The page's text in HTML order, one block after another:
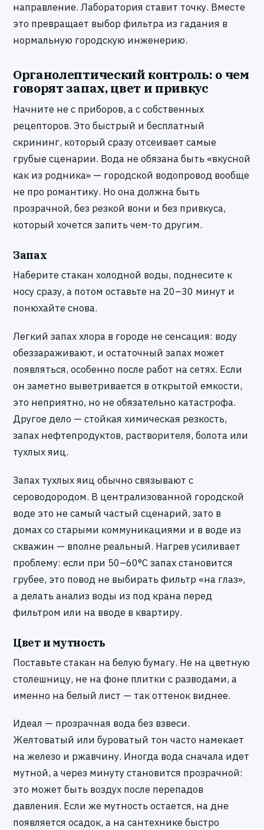
направление. Лаборатория ставит точку. Вместе
это превращает выбор фильтра из гадания в
нормальную городскую инженерию.
Органолептический контроль: о чем
говорят запах, цвет и привкус
Начните не с приборов, а с собственных
рецепторов. Это быстрый и бесплатный
скрининг, который сразу отсеивает самые
грубые сценарии. Вода не обязана быть «вкусной
как из родника» — городской водопровод вообще
не про романтику. Но она должна быть
прозрачной, без резкой вони и без привкуса,
который хочется запить чем-то другим.
Запах
Наберите стакан холодной воды, поднесите к
носу сразу, а потом оставьте на 20–30 минут и
понюхайте снова.
Легкий запах хлора в городе не сенсация: воду
обеззараживают, и остаточный запах может
появляться, особенно после работ на сетях. Если
он заметно выветривается в открытой емкости,
это неприятно, но не обязательно катастрофа.
Другое дело — стойкая химическая резкость,
запах нефтепродуктов, растворителя, болота или
тухлых яиц.
Запах тухлых яиц обычно связывают с
сероводородом. В централизованной городской
воде это не самый частый сценарий, зато в
домах со старыми коммуникациями и в воде из
скважин — вполне реальный. Нагрев усиливает
проблему: если при 50–60°C запах становится
грубее, это повод не выбирать фильтр «на глаз»,
а делать анализ воды из под крана перед
фильтром или на вводе в квартиру.
Цвет и мутность
Поставьте стакан на белую бумагу. Не на цветную
столешницу, не на фоне плитки с разводами, а
именно на белый лист — так оттенок виднее.
Идеал — прозрачная вода без взвеси.
Желтоватый или буроватый тон часто намекает
на железо и ржавчину. Иногда вода сначала идет
мутной, а через минуту становится прозрачной:
это может быть воздух после перепадов
давления. Если же мутность остается, на дне
появляется осадок, а на сантехнике быстро